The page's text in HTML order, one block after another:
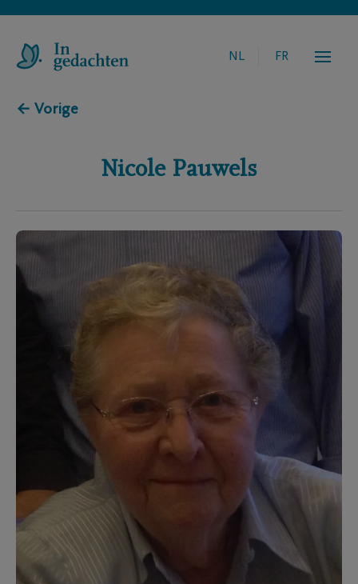
NL FR
← Vorige
Nicole Pauwels